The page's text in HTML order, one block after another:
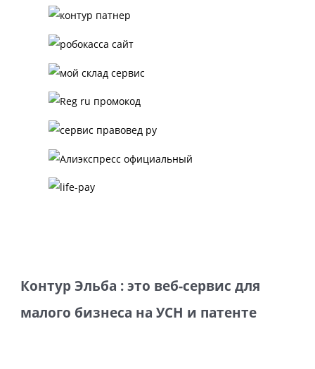
Контур Эльба : это веб-сервис для
малого бизнеса на УСН и патенте